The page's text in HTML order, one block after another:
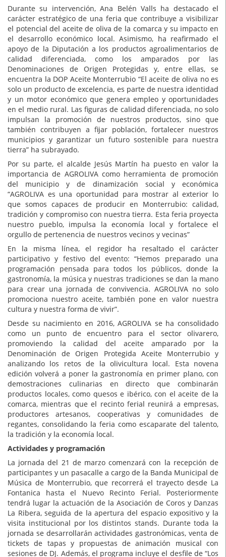
Durante su intervención, Ana Belén Valls ha destacado el
carácter estratégico de una feria que contribuye a visibilizar
el potencial del aceite de oliva de la comarca y su impacto en
el desarrollo económico local. Asimismo, ha reafirmado el
apoyo de la Diputación a los productos agroalimentarios de
calidad diferenciada, como los amparados por las
Denominaciones de Origen Protegidas y, entre ellas, se
encuentra la DOP Aceite Monterrubio “El aceite de oliva no es
solo un producto de excelencia, es parte de nuestra identidad
y un motor económico que genera empleo y oportunidades
en el medio rural. Las figuras de calidad diferenciada, no solo
impulsan la promoción de nuestros productos, sino que
también contribuyen a fijar población, fortalecer nuestros
municipios y garantizar un futuro sostenible para nuestra
tierra” ha subrayado.
Por su parte, el alcalde Jesús Martín ha puesto en valor la
importancia de AGROLIVA como herramienta de promoción
del municipio y de dinamización social y económica
“AGROLIVA es una oportunidad para mostrar al exterior lo
que somos capaces de producir en Monterrubio: calidad,
tradición y compromiso con nuestra tierra. Esta feria proyecta
nuestro pueblo, impulsa la economía local y fortalece el
orgullo de pertenencia de nuestros vecinos y vecinas”
En la misma línea, el regidor ha resaltado el carácter
participativo y festivo del evento: “Hemos preparado una
programación pensada para todos los públicos, donde la
gastronomía, la música y nuestras tradiciones se dan la mano
para crear una jornada de convivencia. AGROLIVA no solo
promociona nuestro aceite, también pone en valor nuestra
cultura y nuestra forma de vivir”.
Desde su nacimiento en 2016, AGROLIVA se ha consolidado
como un punto de encuentro para el sector olivarero,
promoviendo la calidad del aceite amparado por la
Denominación de Origen Protegida Aceite Monterrubio y
analizando los retos de la olivicultura local. Esta novena
edición volverá a poner la gastronomía en primer plano, con
demostraciones culinarias en directo que combinarán
productos locales, como quesos e ibérico, con el aceite de la
comarca, mientras que el recinto ferial reunirá a empresas,
productores artesanos, cooperativas y comunidades de
regantes, consolidando la feria como escaparate del talento,
la tradición y la economía local.
Actividades y programación
La jornada del 21 de marzo comenzará con la recepción de
participantes y un pasacalle a cargo de la Banda Municipal de
Música de Monterrubio, que recorrerá el trayecto desde La
Fontanica hasta el Nuevo Recinto Ferial. Posteriormente
tendrá lugar la actuación de la Asociación de Coros y Danzas
La Ribera, seguida de la apertura del espacio expositivo y la
visita institucional por los distintos stands. Durante toda la
jornada se desarrollarán actividades gastronómicas, venta de
tickets de tapas y propuestas de animación musical con
sesiones de DJ. Además, el programa incluye el desfile de “Los